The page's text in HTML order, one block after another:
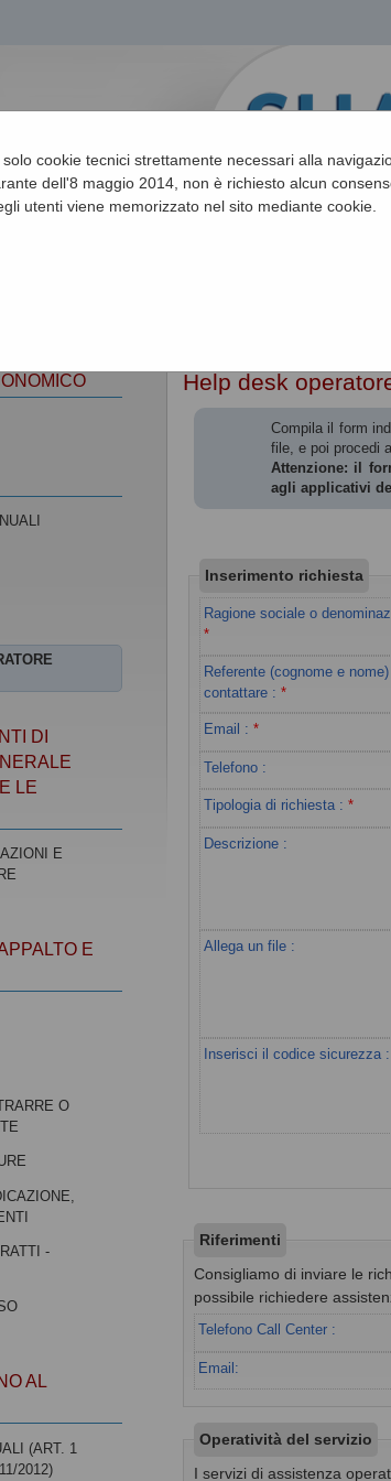
cookie tecnici strettamente necessari alla
dell'8 maggio 2014, non è richiesto alcun
utenti viene memorizzato nel sito mediante cookie.
Help desk
Compila il form
file, e poi procedi
Attenzione: il
agli applicativi
Inserimento richiesta
Ragione sociale o
*
Referente (cognome e
contattare :*
Email :*
Telefono :
Tipologia di richiesta :*
Descrizione :
Allega un file :
Inserisci il codice sicurezza :
Riferimenti
Consigliamo di inviare le
possibile richiedere
Telefono Call Center :
Email:
Operatività del servizio
I servizi di assistenza
DI
LE
E
E
O
-
AL
(ART. 1
2012)